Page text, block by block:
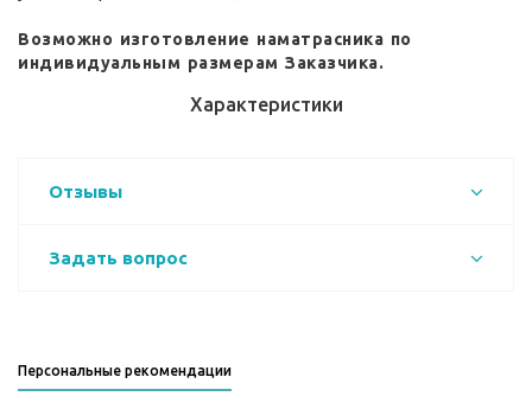
Возможно изготовление наматрасника по
индивидуальным размерам Заказчика.
Характеристики
Отзывы
Задать вопрос
Персональные рекомендации